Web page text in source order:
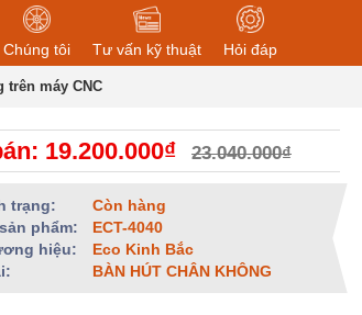
Chúng tôi Tư vấn kỹ thuật Hỏi đáp
trên máy CNC
19.200.000₫ 23.040.000₫
trạng:
Còn hàng
phẩm:
ECT-4040
hiệu:
Eco Kinh Bắc
BÀN HÚT CHÂN KHÔNG